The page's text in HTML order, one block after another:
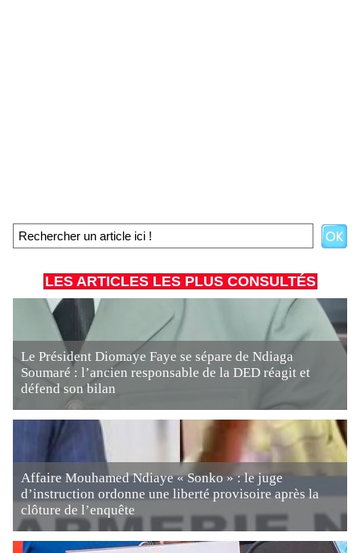
LES ARTICLES LES PLUS CONSULTÉS
Le Président Diomaye Faye se sépare de Ndiaga
Soumaré : l’ancien responsable de la DED réagit et
défend son bilan
Affaire Mouhamed Ndiaye « Sonko » : le juge
d’instruction ordonne une liberté provisoire après la
clôture de l’enquête